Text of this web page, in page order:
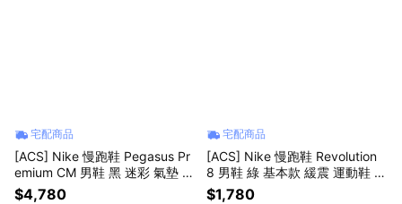
宅配商品
[ACS] Nike 慢跑鞋 Pegasus Pr
emium CM 男鞋 黑 迷彩 氣墊 小
飛馬 IF9630-001
$4,780
宅配商品
[ACS] Nike 慢跑鞋 Revolution
8 男鞋 綠 基本款 緩震 運動鞋 H
J9198-303
$1,780